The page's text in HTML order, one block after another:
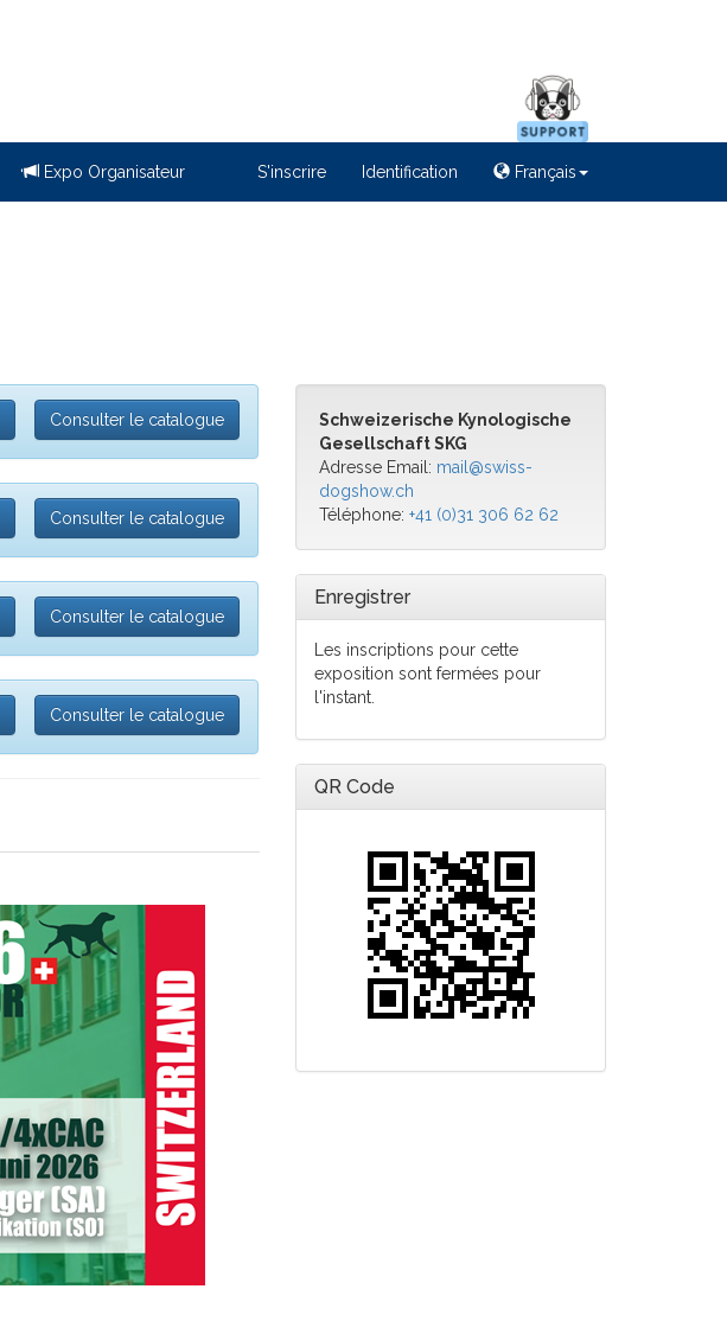
Expo Organisateur S'inscrire Identification Français
Consulter le catalogue
Consulter le catalogue
Consulter le catalogue
Consulter le catalogue
Schweizerische Kynologische
Gesellschaft SKG
Adresse Email: mail@swiss-
dogshow.ch
Téléphone: +41 (0)31 306 62 62
Enregistrer
Les inscriptions pour cette
exposition sont fermées pour
l'instant.
QR Code